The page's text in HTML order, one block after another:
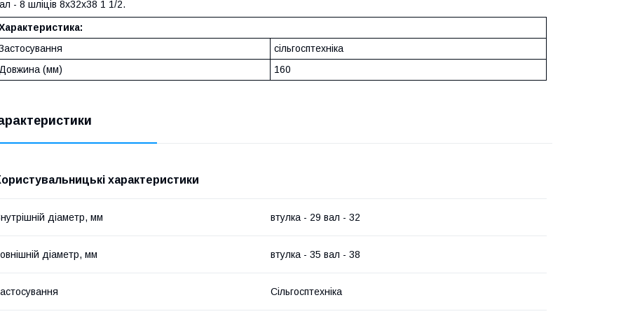
- 8 шліців 8х32х38 1 1/2.
сільгосптехніка
Довжина (мм)
160
характеристики
діаметр, мм втулка - 29 вал - 32
діаметр, мм втулка - 35 вал - 38
Сільгосптехніка